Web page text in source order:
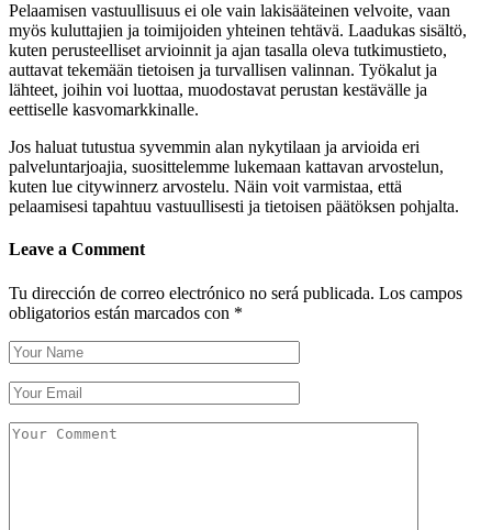
Pelaamisen vastuullisuus ei ole vain lakisääteinen velvoite, vaan
myös kuluttajien ja toimijoiden yhteinen tehtävä. Laadukas sisältö,
kuten perusteelliset arvioinnit ja ajan tasalla oleva tutkimustieto,
auttavat tekemään tietoisen ja turvallisen valinnan. Työkalut ja
lähteet, joihin voi luottaa, muodostavat perustan kestävälle ja
eettiselle kasvomarkkinalle.
Jos haluat tutustua syvemmin alan nykytilaan ja arvioida eri
palveluntarjoajia, suosittelemme lukemaan kattavan arvostelun,
kuten lue citywinnerz arvostelu. Näin voit varmistaa, että
pelaamisesi tapahtuu vastuullisesti ja tietoisen päätöksen pohjalta.
Leave a Comment
Tu dirección de correo electrónico no será publicada. Los campos
obligatorios están marcados con *